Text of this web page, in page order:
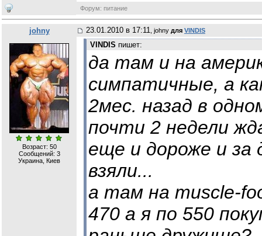
Форум: питание
johny 23.01.2010 в 17:11 , johny для VINDIS
Возраст: 50
Сообщений: 3
Украина, Киев
VINDIS пишет:
да там и на
симпатичные, а
2мес. назад в
почти 2 недели
еще и дороже и за
взяли...
а там на muscle-
470 а я по 550